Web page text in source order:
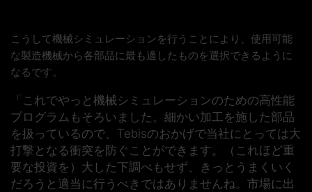
こうして機械シミュレーションを行うことにより、使用可能
な製造機械から各部品に最も適したものを選択できるように
なるです。
「これでやっと機械シミュレーションのための高性能
プログラムもそろいました。細かい加工を施した部品
を扱っているので、Tebisのおかげで当社にとっては大
打撃となる衝突を防ぐことができます。（これほど重
要な投資を）大した下調べもせず、きっとうまくいく
だろうと適当に行うべきではありませんね。市場に出